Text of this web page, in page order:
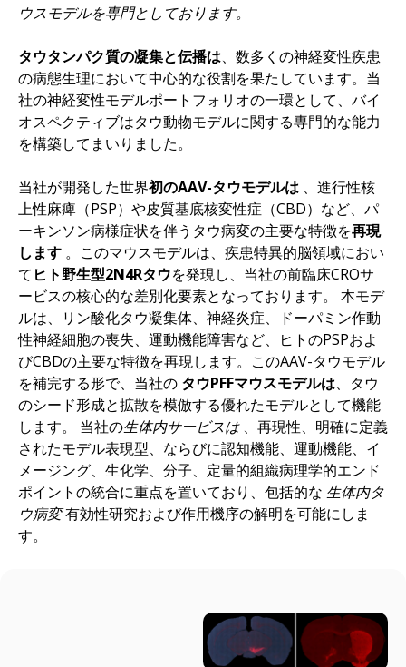
ウスモデルを専門としております。
タウタンパク質の凝集と伝播は、数多くの神経変性疾患
の病態生理において中心的な役割を果たしています。当
社の神経変性モデルポートフォリオの一環として、バイ
オスペクティブはタウ動物モデルに関する専門的な能力
を構築してまいりました。
当社が開発した世界初のAAV-タウモデルは 、進行性核
上性麻痺（PSP）や皮質基底核変性症（CBD）など、パ
ーキンソン病様症状を伴うタウ病変の主要な特徴を再現
します 。このマウスモデルは、疾患特異的脳領域におい
て ヒト野生型2N4Rタウを発現し、当社の前臨床CROサ
ービスの核心的な差別化要素となっております。 本モデ
ルは、リン酸化タウ凝集体、神経炎症、ドーパミン作動
性神経細胞の喪失、運動機能障害など、ヒトのPSPおよ
びCBDの主要な特徴を再現します。このAAV-タウモデル
を補完する形で、当社の タウPFFマウスモデルは、タウ
のシード形成と拡散を模倣する優れたモデルとして機能
します。 当社の生体内サービスは 、再現性、明確に定義
されたモデル表現型、ならびに認知機能、運動機能、イ
メージング、生化学、分子、定量的組織病理学的エンド
ポイントの統合に重点を置いており、包括的な 生体内タ
ウ病変有効性研究および作用機序の解明を可能にしま
す。